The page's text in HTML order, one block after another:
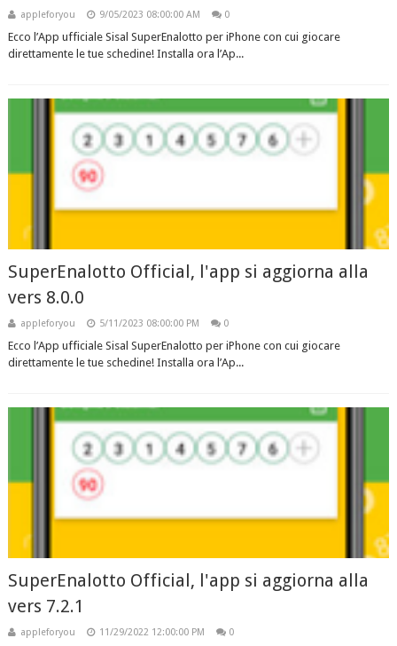
appleforyou 9/05/2023 08:00:00 AM 0
Ecco l’App ufficiale Sisal SuperEnalotto per iPhone con cui giocare
direttamente le tue schedine! Installa ora l’Ap...
SuperEnalotto Official, l'app si aggiorna alla
vers 8.0.0
appleforyou 5/11/2023 08:00:00 PM 0
Ecco l’App ufficiale Sisal SuperEnalotto per iPhone con cui giocare
direttamente le tue schedine! Installa ora l’Ap...
SuperEnalotto Official, l'app si aggiorna alla
vers 7.2.1
appleforyou 11/29/2022 12:00:00 PM 0